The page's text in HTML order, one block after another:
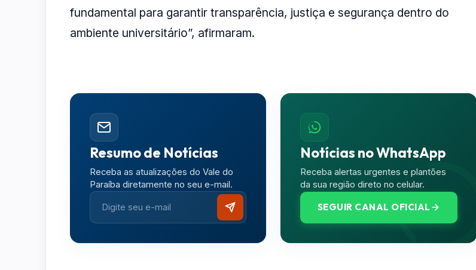
fundamental para garantir transparência, justiça e segurança dentro do
ambiente universitário”, afirmaram.
Resumo de Notícias
Receba as atualizações do Vale do
Paraíba diretamente no seu e-mail.
Notícias no WhatsApp
Receba alertas urgentes e plantões
da sua região direto no celular.
SEGUIR CANAL OFICIAL